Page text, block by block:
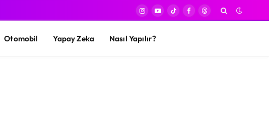
Instagram
YouTube
TikTokFacebook
Threads
Otomobil Yapay Zeka Nasıl Yapılır?